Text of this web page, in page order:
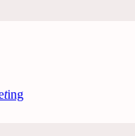
ting